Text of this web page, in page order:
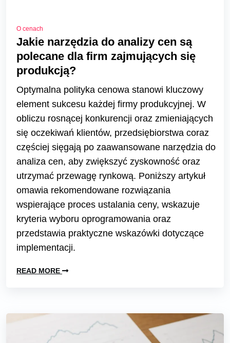
O cenach
Jakie narzędzia do analizy cen są
polecane dla firm zajmujących się
produkcją?
Optymalna polityka cenowa stanowi kluczowy
element sukcesu każdej firmy produkcyjnej. W
obliczu rosnącej konkurencji oraz zmieniających
się oczekiwań klientów, przedsiębiorstwa coraz
częściej sięgają po zaawansowane narzędzia do
analiza cen, aby zwiększyć zyskowność oraz
utrzymać przewagę rynkową. Poniższy artykuł
omawia rekomendowane rozwiązania
wspierające proces ustalania ceny, wskazuje
kryteria wyboru oprogramowania oraz
przedstawia praktyczne wskazówki dotyczące
implementacji.
READ MORE